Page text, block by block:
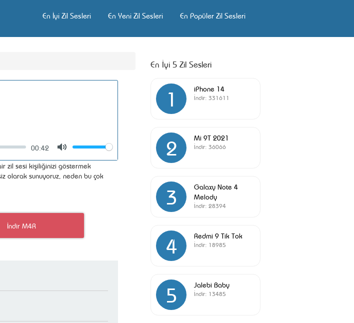
En İyi Zil Sesleri En Yeni Zil Sesleri En Popüler Zil Sesleri
00:42
Volume
zil sesi kişiliğinizi göstermek
olarak sunuyoruz, neden bu çok
İndir M4R
En İyi 5 Zil Sesleri
1 iPhone 14
İndir: 331611
2 Mi 9T 2021
İndir: 36066
3
Galaxy Note 4
Melody
İndir: 28394
4 Redmi 9 Tik Tok
İndir: 18985
5 Jalebi Baby
İndir: 13485